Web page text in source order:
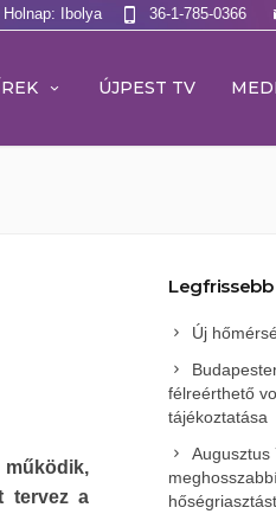
| Holnap: Ibolya 36-1-785-0366
ÚJPEST TV
működik,
tervez a
Új
félreérthető
tájékoztatása
Augusztus
hőségriasztást